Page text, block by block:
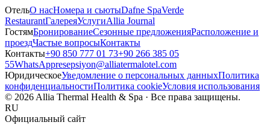
ОтельО насНомера и сьютыDafne SpaVerde
RestaurantГалереяУслугиAllia Journal
ГостямБронированиеСезонные предложенияРасположение и
проездЧастые вопросыКонтакты
Контакты+90 850 777 01 73+90 266 385 05
55WhatsAppresepsiyon@alliatermalotel.com
ЮридическоеУведомление о персональных данныхПолитика
конфиденциальностиПолитика cookieУсловия использования
© 2026 Allia Thermal Health & Spa · Все права защищены.
RU
Официальный сайт